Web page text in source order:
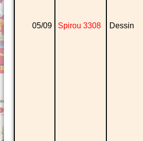
05/09 Spirou 3308 Dessin